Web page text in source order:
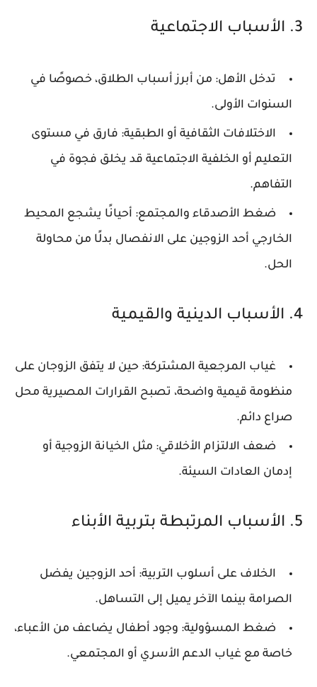
3. الأسباب الاجتماعية
تدخل الأهل: من أبرز أسباب الطلاق، خصوصًا في
السنوات الأولى.
الاختلافات الثقافية أو الطبقية: فارق في مستوى
التعليم أو الخلفية الاجتماعية قد يخلق فجوة في
التفاهم.
ضغط الأصدقاء والمجتمع: أحيانًا يشجع المحيط
الخارجي أحد الزوجين على الانفصال بدلًا من محاولة
الحل.
4. الأسباب الدينية والقيمية
غياب المرجعية المشتركة: حين لا يتفق الزوجان على
منظومة قيمية واضحة، تصبح القرارات المصيرية محل
صراع دائم.
ضعف الالتزام الأخلاقي: مثل الخيانة الزوجية أو
إدمان العادات السيئة.
5. الأسباب المرتبطة بتربية الأبناء
الخلاف على أسلوب التربية: أحد الزوجين يفضل
الصرامة بينما الآخر يميل إلى التساهل.
ضغط المسؤولية: وجود أطفال يضاعف من الأعباء،
خاصة مع غياب الدعم الأسري أو المجتمعي.